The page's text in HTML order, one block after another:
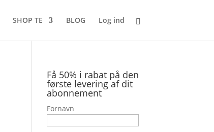
SHOP TE BLOG Log ind
Få 50% i rabat på den
første levering af dit
abonnement
Fornavn